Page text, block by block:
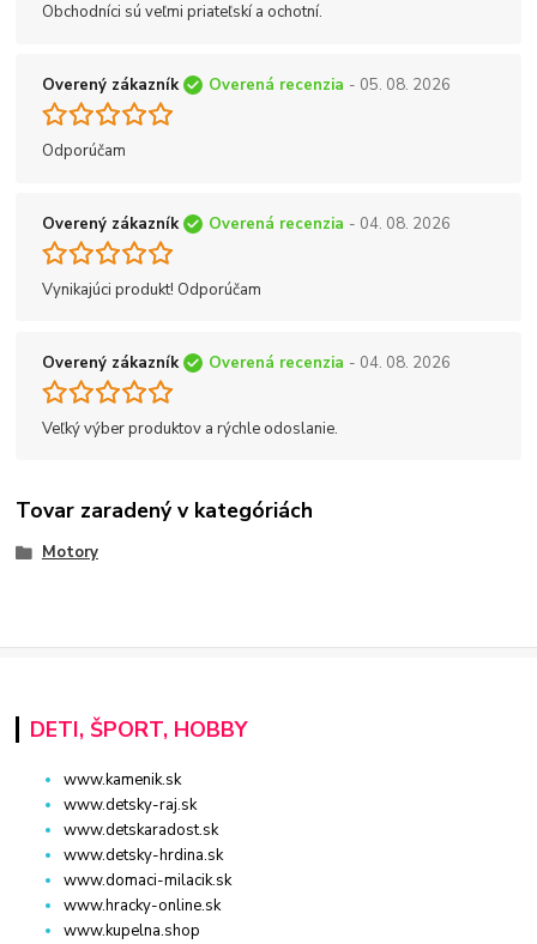
Obchodníci sú veľmi priateľskí a ochotní.
Overený zákazník Overená recenzia - 05. 08. 2026
Odporúčam
Overený zákazník Overená recenzia - 04. 08. 2026
Vynikajúci produkt! Odporúčam
Overený zákazník Overená recenzia - 04. 08. 2026
Veľký výber produktov a rýchle odoslanie.
Tovar zaradený v kategóriách
Motory
DETI, ŠPORT, HOBBY
www.kamenik.sk
www.detsky-raj.sk
www.detskaradost.sk
www.detsky-hrdina.sk
www.domaci-milacik.sk
www.hracky-online.sk
www.kupelna.shop